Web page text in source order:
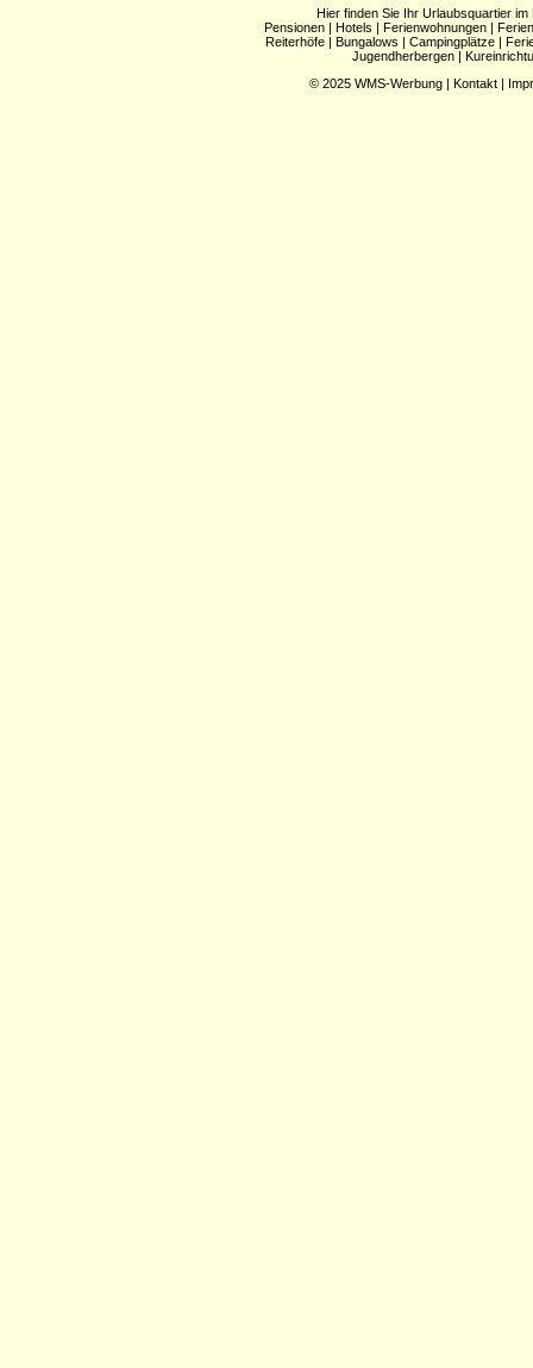
Hier finden Sie Ihr Urlaubsquartier im
Pensionen| Hotels | Ferienwohnungen|
Reiterhöfe | Bungalows | Campingplätze |
Jugendherbergen |
© 2025 WMS-Werbung | Kontakt |